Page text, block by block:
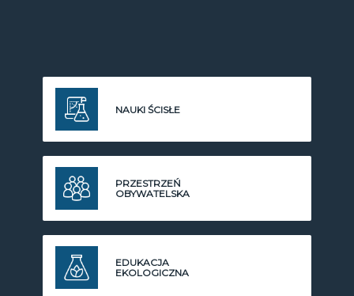
NAUKI ŚCISŁE
PRZESTRZEŃ
OBYWATELSKA
EDUKACJA
EKOLOGICZNA